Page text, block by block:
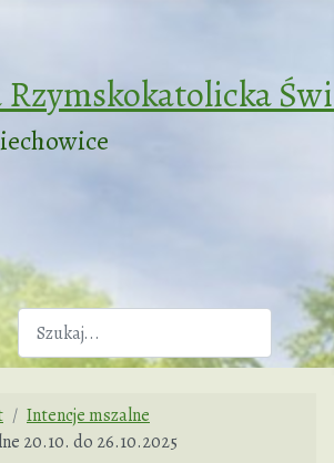
Rzymskokatolicka
Szukaj
Intencje mszalne
20.10. do 26.10.2025